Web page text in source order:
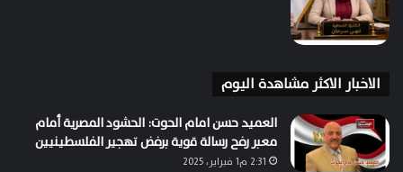
الاخبار الاكثر مشاهدة اليوم
العميد حسن امام الحوت: الحشود المصرية أمام
معبر رفح رسالة قوية برفض تهجير الفلسطينيين
2:31 م1 فبراير، 2025